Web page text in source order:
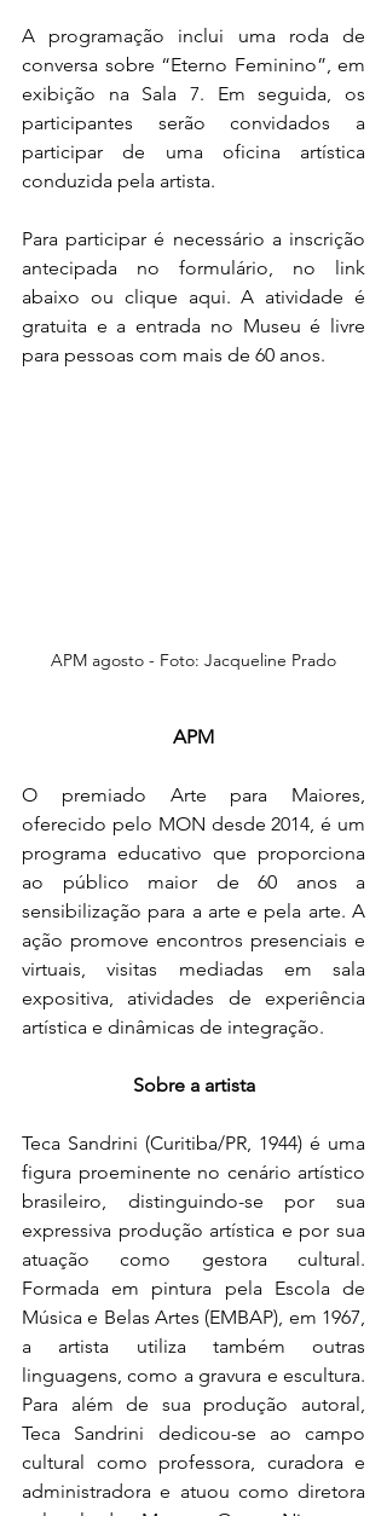
A programação inclui uma roda de
conversa sobre “Eterno Feminino”, em
exibição na Sala 7. Em seguida, os
participantes serão convidados a
participar de uma oficina artística
conduzida pela artista.
Para participar é necessário a inscrição
antecipada no formulário, no link
abaixo ou clique aqui. A atividade é
gratuita e a entrada no Museu é livre
para pessoas com mais de 60 anos.
APM agosto - Foto: Jacqueline Prado
APM
O premiado Arte para Maiores,
oferecido pelo MON desde 2014, é um
programa educativo que proporciona
ao público maior de 60 anos a
sensibilização para a arte e pela arte. A
ação promove encontros presenciais e
virtuais, visitas mediadas em sala
expositiva, atividades de experiência
artística e dinâmicas de integração.
Sobre a artista
Teca Sandrini (Curitiba/PR, 1944) é uma
figura proeminente no cenário artístico
brasileiro, distinguindo-se por sua
expressiva produção artística e por sua
atuação como gestora cultural.
Formada em pintura pela Escola de
Música e Belas Artes (EMBAP), em 1967,
a artista utiliza também outras
linguagens, como a gravura e escultura.
Para além de sua produção autoral,
Teca Sandrini dedicou-se ao campo
cultural como professora, curadora e
administradora e atuou como diretora